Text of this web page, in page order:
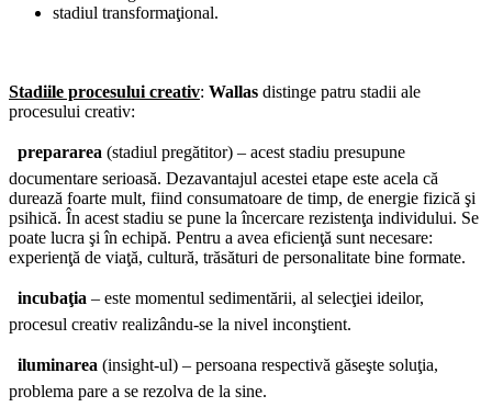
stadiul transformaţional.
Stadiile procesului creativ: Wallas distinge patru stadii ale
procesului creativ:
prepararea (stadiul pregătitor) – acest stadiu presupune
documentare serioasă. Dezavantajul acestei etape este acela că
durează foarte mult, fiind consumatoare de timp, de energie fizică şi
psihică. În acest stadiu se pune la încercare rezistenţa individului. Se
poate lucra şi în echipă. Pentru a avea eficienţă sunt necesare:
experienţă de viaţă, cultură, trăsături de personalitate bine formate.
incubaţia – este momentul sedimentării, al selecţiei ideilor,
procesul creativ realizându-se la nivel inconştient.
iluminarea (insight-ul) – persoana respectivă găseşte soluţia,
problema pare a se rezolva de la sine.